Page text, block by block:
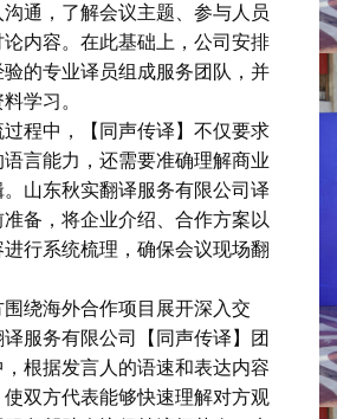
通，了解会议主题、参与人员
内容。在此基础上，公司安排
的专业译员组成服务团队，并
学习。
程中，【同声传译】不仅要求
言能力，还需要准确理解商业
山东秋实翻译服务有限公司译
准备，将企业介绍、合作方案以
行系统梳理，确保会议现场翻
绕海外合作项目展开深入交
服务有限公司【同声传译】团
根据发言人的语速和表达内容
双方代表能够快速理解对方观